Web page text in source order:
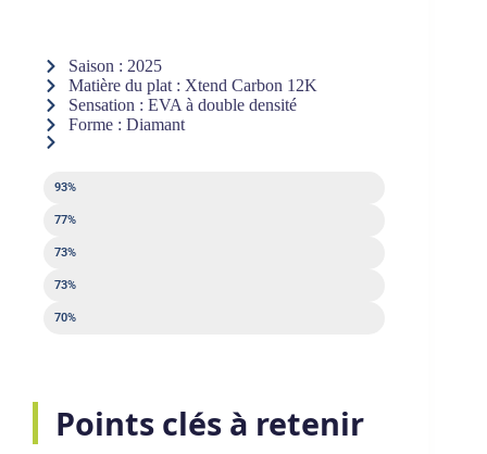
Saison : 2025
Matière du plat : Xtend Carbon 12K
Sensation : EVA à double densité
Forme : Diamant
Puissance
93%
Contrôle
77%
Sweet spot
73%
Sortie de balle
73%
Maniabilité
70%
Points clés à retenir